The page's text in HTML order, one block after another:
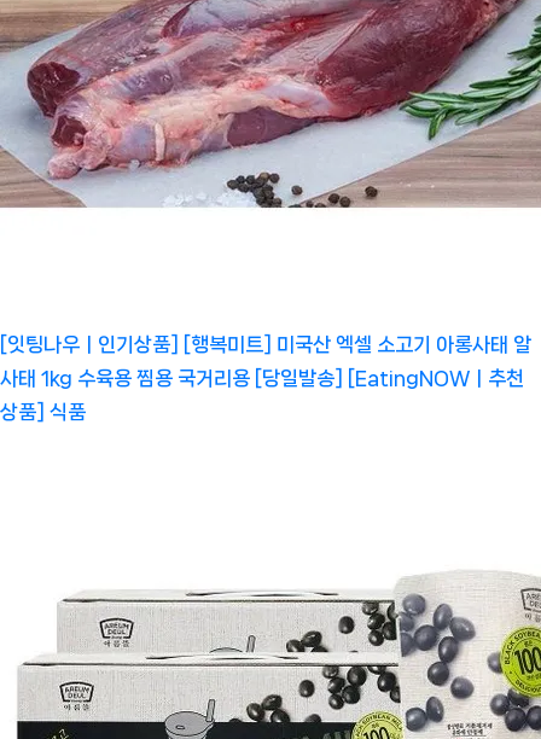
[잇팅나우ㅣ인기상품] [행복미트] 미국산 엑셀 소고기 아롱사태 알
사태 1kg 수육용 찜용 국거리용 [당일발송] [EatingNOWㅣ추천
상품]
식품